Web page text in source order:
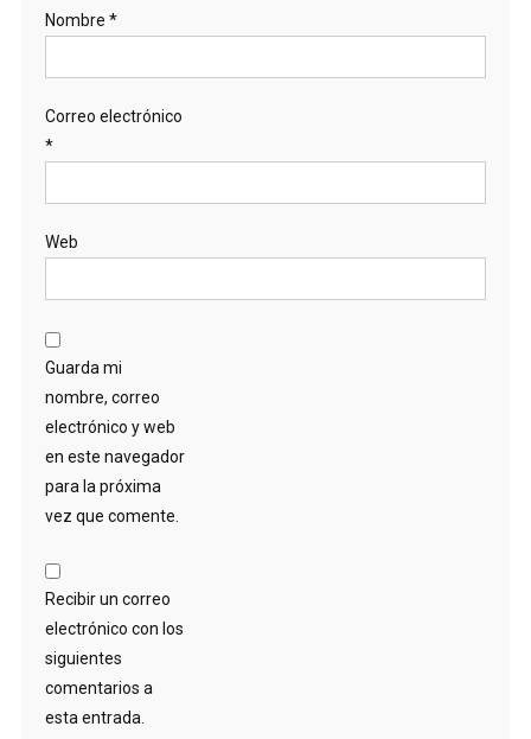
Nombre *
Correo electrónico
*
Web
Guarda mi
nombre, correo
electrónico y web
en este navegador
para la próxima
vez que comente.
Recibir un correo
electrónico con los
siguientes
comentarios a
esta entrada.